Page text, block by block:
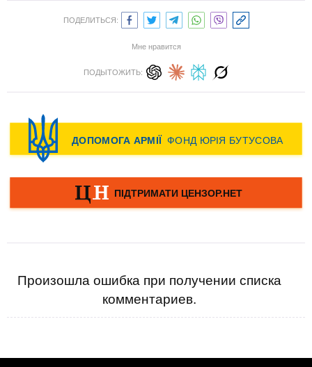
ПОДЕЛИТЬСЯ:
Мне нравится
ПОДЫТОЖИТЬ:
Произошла ошибка при получении списка
комментариев.